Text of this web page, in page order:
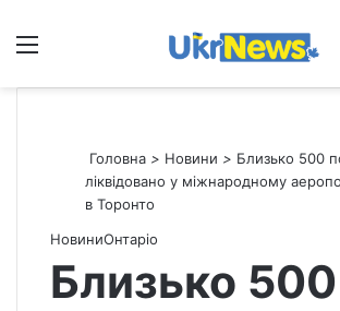
Меню
Головна > Новини > Близько 500
ліквідовано у міжнародному
в Торонто
НовиниОнтаріо
Близько 500